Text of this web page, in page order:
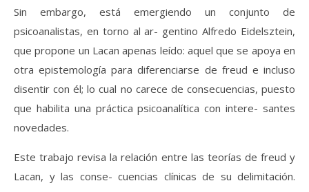
Sin embargo, está emergiendo un conjunto de
psicoanalistas, en torno al ar- gentino Alfredo Eidelsztein,
que propone un Lacan apenas leído: aquel que se apoya en
otra epistemología para diferenciarse de freud e incluso
disentir con él; lo cual no carece de consecuencias, puesto
que habilita una práctica psicoanalítica con intere- santes
novedades.
Este trabajo revisa la relación entre las teorías de freud y
Lacan, y las conse- cuencias clínicas de su delimitación.